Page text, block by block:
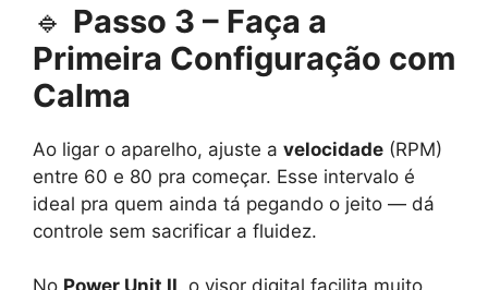
🔹 Passo 3 – Faça a
Primeira Configuração com
Calma
Ao ligar o aparelho, ajuste a velocidade (RPM)
entre 60 e 80 pra começar. Esse intervalo é
ideal pra quem ainda tá pegando o jeito — dá
controle sem sacrificar a fluidez.